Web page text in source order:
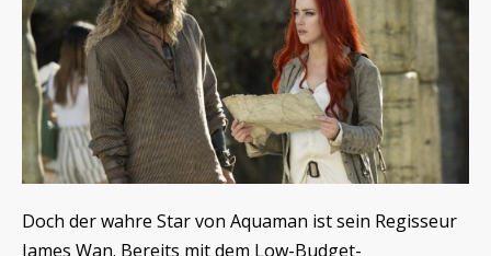
Doch der wahre Star von Aquaman ist sein Regisseur
James Wan. Bereits mit dem Low-Budget-